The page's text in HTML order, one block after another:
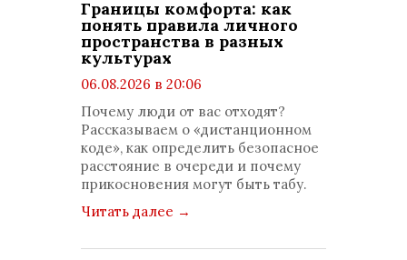
Границы комфорта: как
понять правила личного
пространства в разных
культурах
06.08.2026 в 20:06
комментариев: 0
Почему люди от вас отходят?
Рассказываем о «дистанционном
коде», как определить безопасное
расстояние в очереди и почему
прикосновения могут быть табу.
Читать далее →